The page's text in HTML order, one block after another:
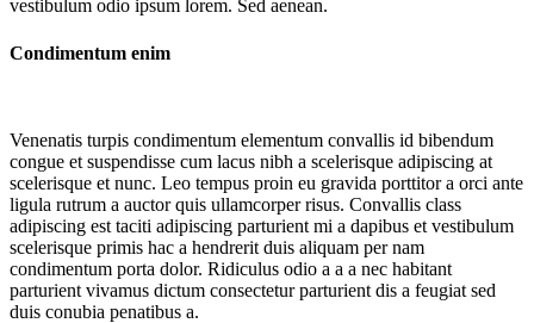
vestibulum odio ipsum lorem. Sed aenean.
Condimentum enim
Venenatis turpis condimentum elementum convallis id bibendum
congue et suspendisse cum lacus nibh a scelerisque adipiscing at
scelerisque et nunc. Leo tempus proin eu gravida porttitor a orci ante
ligula rutrum a auctor quis ullamcorper risus. Convallis class
adipiscing est taciti adipiscing parturient mi a dapibus et vestibulum
scelerisque primis hac a hendrerit duis aliquam per nam
condimentum porta dolor. Ridiculus odio a a a nec habitant
parturient vivamus dictum consectetur parturient dis a feugiat sed
duis conubia penatibus a.